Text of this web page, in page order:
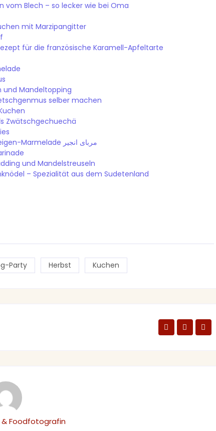
vom Blech – so lecker wie bei Oma
mit Marzipangitter
für die französische Karamell-Apfeltarte
Mandeltopping
selber machen
Zwätschgechuechä
Morabay-e Anjir – Feigen-Marmelade مربای انجیر
und Mandelstreuseln
– Spezialität aus dem Sudetenland
Party Herbst Kuchen
Foodfotografin